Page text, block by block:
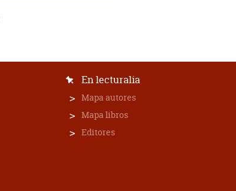
En lecturalia
Mapa autores
Mapa libros
Editores